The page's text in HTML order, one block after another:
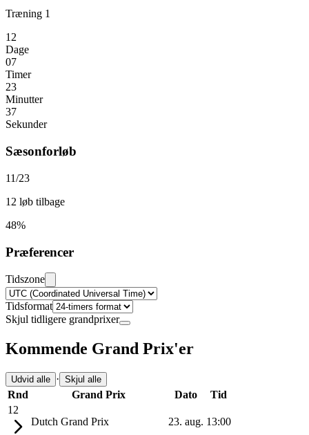
Træning 1
12
Dage
07
Timer
23
Minutter
36
Sekunder
Sæsonforløb
11/23
12 løb tilbage
48%
Præferencer
Tidszone
Tidsformat
Skjul tidligere grandprixer
Kommende Grand Prix'er
Udvid alle · Skjul alle
Rnd Grand Prix Dato
Tid
12
Dutch Grand Prix
23. aug. 13:00